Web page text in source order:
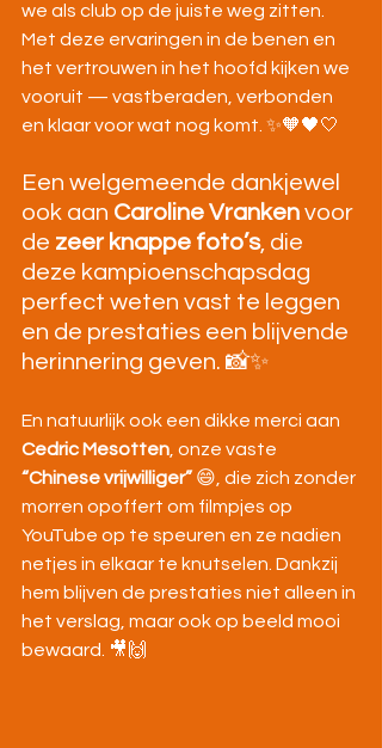
we als club op de juiste weg zitten.
Met deze ervaringen in de benen en
het vertrouwen in het hoofd kijken we
vooruit — vastberaden, verbonden
en klaar voor wat nog komt. ✨🧡🖤🤍
Een welgemeende dankjewel
ook aan Caroline Vranken voor
de zeer knappe foto’s, die
deze kampioenschapsdag
perfect weten vast te leggen
en de prestaties een blijvende
herinnering geven. 📸✨
En natuurlijk ook een dikke merci aan
Cedric Mesotten , onze vaste
“Chinese vrijwilliger” 😄, die zich zonder
morren opoffert om filmpjes op
YouTube op te speuren en ze nadien
netjes in elkaar te knutselen. Dankzij
hem blijven de prestaties niet alleen in
het verslag, maar ook op beeld mooi
bewaard. 🎥🙌